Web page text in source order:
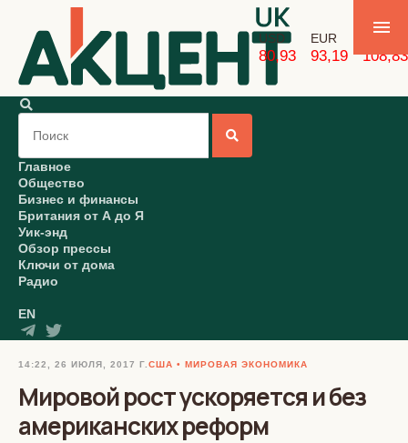
USD
80,93
EUR
93,19 108,83
Главное
Общество
Бизнес и финансы
Британия от А до Я
Уик-энд
Обзор прессы
Ключи от дома
Радио
EN
14:22, 26 ИЮЛЯ, 2017 Г. США МИРОВАЯ ЭКОНОМИКА
Мировой рост ускоряется и без
американских реформ